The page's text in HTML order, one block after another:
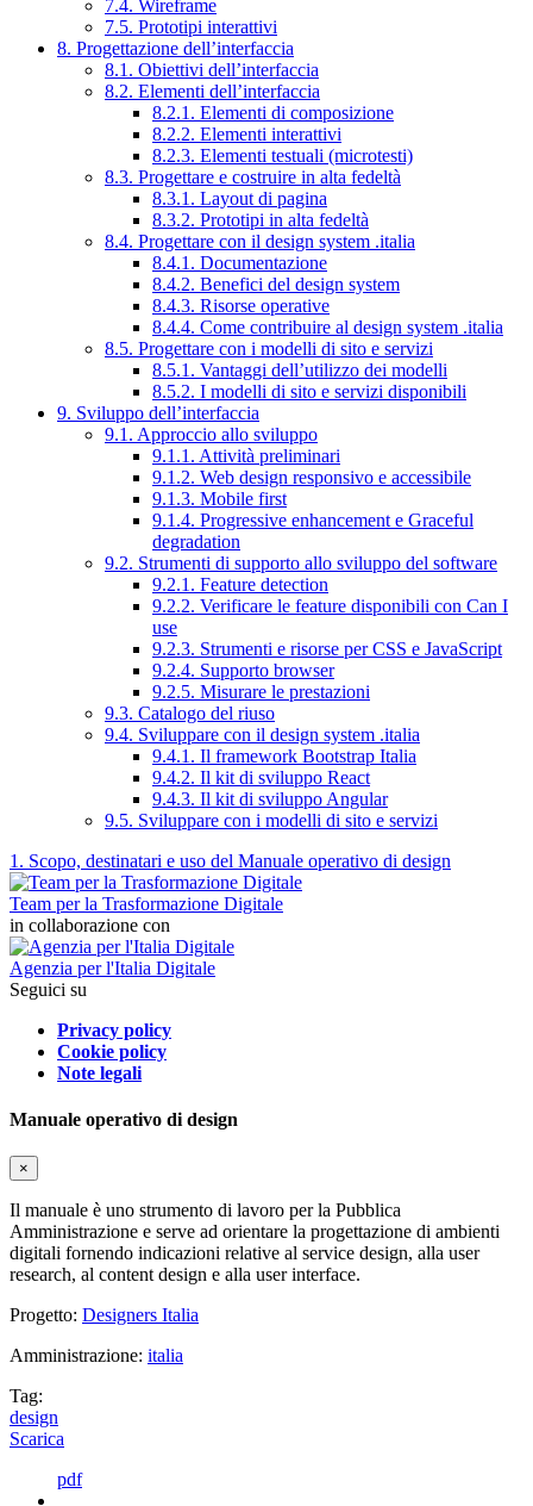
7.4. Wireframe
7.5. Prototipi interattivi
8. Progettazione dell’interfaccia
8.1. Obiettivi dell’interfaccia
8.2. Elementi dell’interfaccia
8.2.1. Elementi di composizione
8.2.2. Elementi interattivi
8.2.3. Elementi testuali (microtesti)
8.3. Progettare e costruire in alta fedeltà
8.3.1. Layout di pagina
8.3.2. Prototipi in alta fedeltà
8.4. Progettare con il design system .italia
8.4.1. Documentazione
8.4.2. Benefici del design system
8.4.3. Risorse operative
8.4.4. Come contribuire al design system .italia
8.5. Progettare con i modelli di sito e servizi
8.5.1. Vantaggi dell’utilizzo dei modelli
8.5.2. I modelli di sito e servizi disponibili
9. Sviluppo dell’interfaccia
9.1. Approccio allo sviluppo
9.1.1. Attività preliminari
9.1.2. Web design responsivo e accessibile
9.1.3. Mobile first
9.1.4. Progressive enhancement e Graceful
degradation
9.2. Strumenti di supporto allo sviluppo del software
9.2.1. Feature detection
9.2.2. Verificare le feature disponibili con Can I
use
9.2.3. Strumenti e risorse per CSS e JavaScript
9.2.4. Supporto browser
9.2.5. Misurare le prestazioni
9.3. Catalogo del riuso
9.4. Sviluppare con il design system .italia
9.4.1. Il framework Bootstrap Italia
9.4.2. Il kit di sviluppo React
9.4.3. Il kit di sviluppo Angular
9.5. Sviluppare con i modelli di sito e servizi
1. Scopo, destinatari e uso del Manuale operativo di design
Team per la Trasformazione Digitale
in collaborazione con
Agenzia per l'Italia Digitale
Seguici su
Privacy policy
Cookie policy
Note legali
Manuale operativo di design
×
Il manuale è uno strumento di lavoro per la Pubblica
Amministrazione e serve ad orientare la progettazione di ambienti
digitali fornendo indicazioni relative al service design, alla user
research, al content design e alla user interface.
Progetto: Designers Italia
Amministrazione: italia
Tag:
design
Scarica
pdf